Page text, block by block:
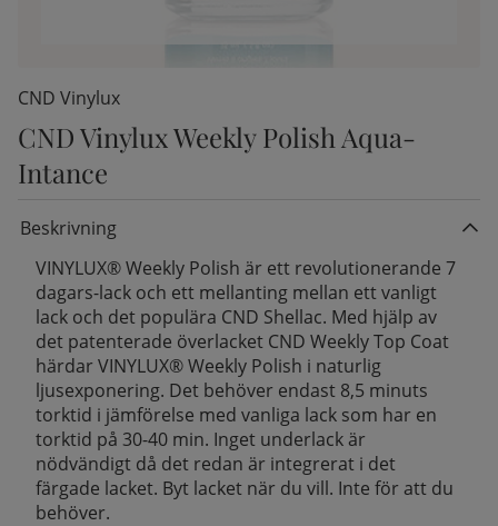
CND Vinylux
CND Vinylux Weekly Polish Aqua-
Intance
Beskrivning
VINYLUX® Weekly Polish är ett revolutionerande 7
dagars-lack och ett mellanting mellan ett vanligt
lack och det populära CND Shellac. Med hjälp av
det patenterade överlacket CND Weekly Top Coat
härdar VINYLUX® Weekly Polish i naturlig
ljusexponering. Det behöver endast 8,5 minuts
torktid i jämförelse med vanliga lack som har en
torktid på 30-40 min. Inget underlack är
nödvändigt då det redan är integrerat i det
färgade lacket. Byt lacket när du vill. Inte för att du
behöver.